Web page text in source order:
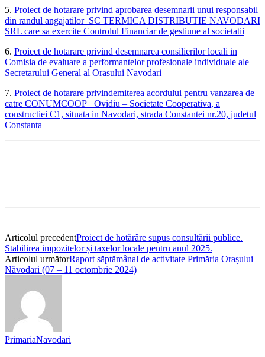
5. Proiect de hotarare privind aprobarea desemnarii unui responsabil
din randul angajatilor SC TERMICA DISTRIBUTIE NAVODARI
SRL care sa exercite Controlul Financiar de gestiune al societatii
6. Proiect de hotarare privind desemnarea consilierilor locali in
Comisia de evaluare a performantelor profesionale individuale ale
Secretarului General al Orasului Navodari
7. Proiect de hotarare privindemiterea acordului pentru vanzarea de
catre CONUMCOOP Ovidiu – Societate Cooperativa, a
constructiei C1, situata in Navodari, strada Constantei nr.20, judetul
Constanta
Articolul precedentProiect de hotărâre supus consultării publice.
Stabilirea impozitelor și taxelor locale pentru anul 2025.
Articolul următorRaport săptămânal de activitate Primăria Orașului
Năvodari (07 – 11 octombrie 2024)
PrimariaNavodari